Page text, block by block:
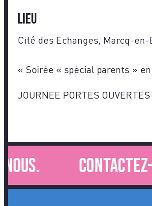
Lieu
Cité des Echanges, Marcq-
« Soirée « spécial parents »
JOURNEE PORTES OUVERTES